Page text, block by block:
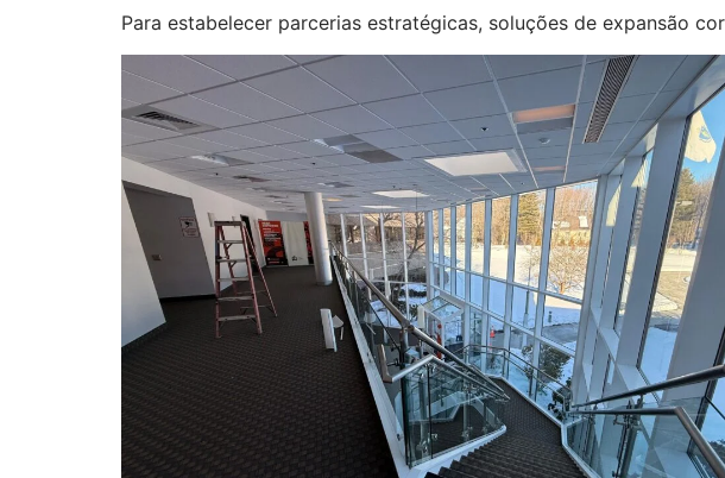
Para estabelecer parcerias estratégicas, soluções de expansão